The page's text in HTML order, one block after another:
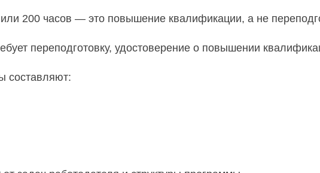
200 часов — это повышение квалификации, а не
переподготовку, удостоверение о повышении
составляют: